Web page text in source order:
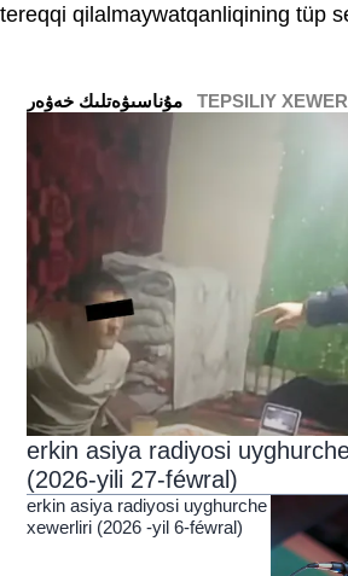
tereqqi qilalmaywatqanliqining tüp
TEPSILIY XEWER
erkin asiya radiyosi
(2026-yili 27-féwral)
erkin asiya radiyosi uyghurche
xewerliri (2026 -yil 6-féwral)